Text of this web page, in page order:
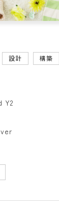
設計 構築
Y2